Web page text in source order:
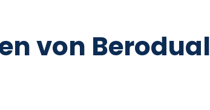
von Berodual